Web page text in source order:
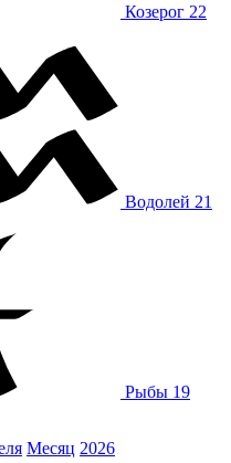
Козерог 22
Водолей 21
Рыбы 19
Месяц 2026